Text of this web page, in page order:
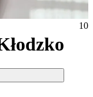
10